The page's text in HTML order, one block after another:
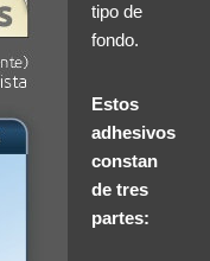
tipo de
fondo.
Estos
adhesivos
constan
de tres
partes: